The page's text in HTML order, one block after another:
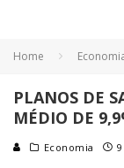
Home
PLANOS DE
MÉDIO DE
Economia